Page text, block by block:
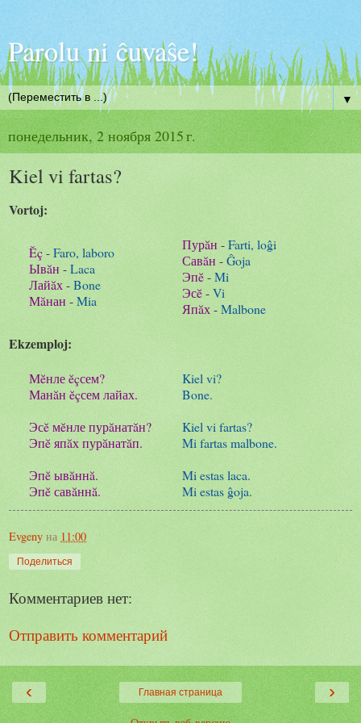
Parolu ni ĉuvaŝe!
▼
понедельник, 2 ноября 2015 г.
Kiel vi fartas?
Vortoj:
Ĕç-Faro, laboro
Ывăн -Laca
Лайăх-Bone
Мăнан -Mia
Пурăн -Farti, loĝi
Савăн -Ĝoja
Эпĕ-Mi
Эсĕ-Vi
Япăх-Malbone
Ekzemploj:
Мĕнле ĕçсем?
Манăн ĕçсем лайах.
Эсĕ мĕнле пурăнатăн?
Эпĕ япăх пурăнатăп.
Эпĕ ывăннă.
Эпĕ савăннă.
Kiel vi?
Bone.
Kiel vi fartas?
Mi fartas malbone.
Mi estas laca.
Mi estas ĝoja.
Evgeny на 11:00
Поделиться
Комментариев нет:
Отправить комментарий
‹ ›
Главная страница